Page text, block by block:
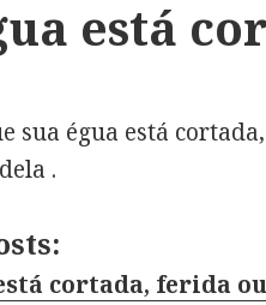
está
sua égua está
.
cortada, ferida